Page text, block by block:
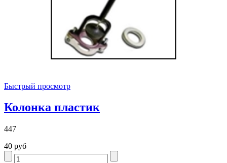
Быстрый просмотр
Колонка пластик
447
40 руб